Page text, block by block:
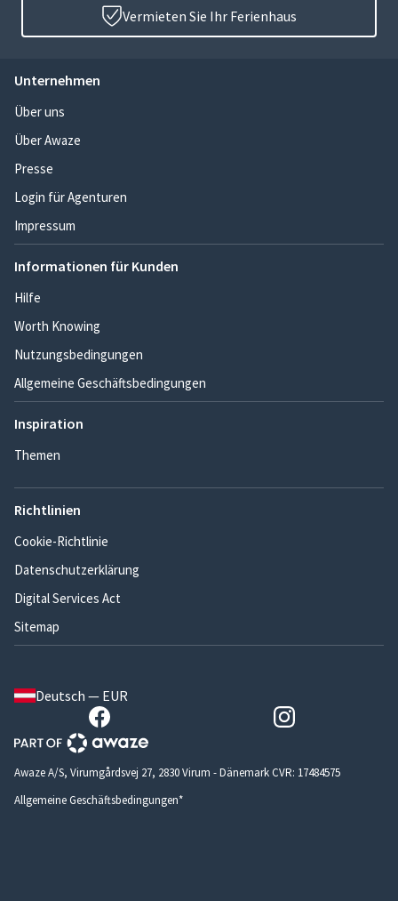
Vermieten Sie Ihr Ferienhaus
Unternehmen
Über uns
Über Awaze
Presse
Login für Agenturen
Impressum
Informationen für Kunden
Hilfe
Worth Knowing
Nutzungsbedingungen
Allgemeine Geschäftsbedingungen
Inspiration
Themen
Richtlinien
Cookie-Richtlinie
Datenschutzerklärung
Digital Services Act
Sitemap
Deutsch — EUR
Awaze A/S, Virumgårdsvej 27, 2830 Virum - Dänemark CVR: 17484575
Allgemeine Geschäftsbedingungen*